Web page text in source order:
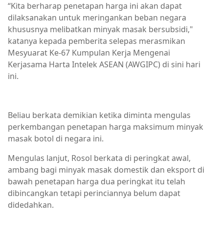
“Kita berharap penetapan harga ini akan dapat
dilaksanakan untuk meringankan beban negara
khususnya melibatkan minyak masak bersubsidi,"
katanya kepada pemberita selepas merasmikan
Mesyuarat Ke-67 Kumpulan Kerja Mengenai
Kerjasama Harta Intelek ASEAN (AWGIPC) di sini hari
ini.
Beliau berkata demikian ketika diminta mengulas
perkembangan penetapan harga maksimum minyak
masak botol di negara ini.
Mengulas lanjut, Rosol berkata di peringkat awal,
ambang bagi minyak masak domestik dan eksport di
bawah penetapan harga dua peringkat itu telah
dibincangkan tetapi perinciannya belum dapat
didedahkan.